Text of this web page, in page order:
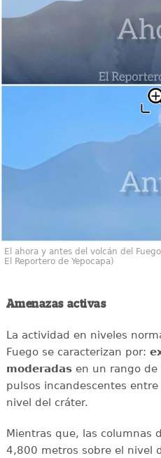
El ahora y antes del volcán del
El Reportero de Yepocapa)
Amenazas activas
La actividad en niveles
Fuego se caracterizan por:
moderadasen un rango de
pulsos incandescentes
nivel del cráter.
Mientras que, las columnas
4,800 metros sobre el nivel